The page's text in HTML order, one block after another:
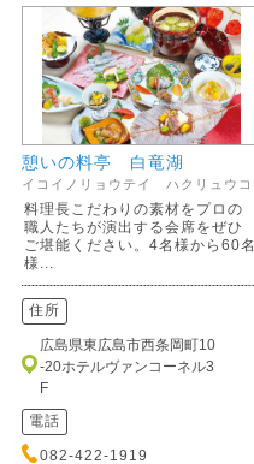
憩いの料亭 白竜湖
イコイノリョウテイ ハクリュウコ
料理長こだわりの素材をプロの
職人たちが演出する会席をぜひ
ご堪能ください。4名様から60名
様...
住所
広島県東広島市西条岡町10
-20ホテルヴァンコーネル3
F
電話
082-422-1919